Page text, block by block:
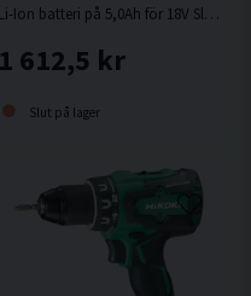
Li-Ion batteri på 5,0Ah för 18V Sladdlösa HiKOKI / Hitachi maskiner med Slide batterifäste.
1 612,5 kr
Slut på lager